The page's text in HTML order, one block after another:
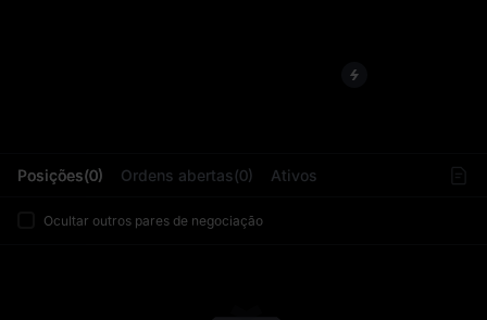
Posições(0) Ordens abertas(0) Ativos
Ocultar outros pares de negociação